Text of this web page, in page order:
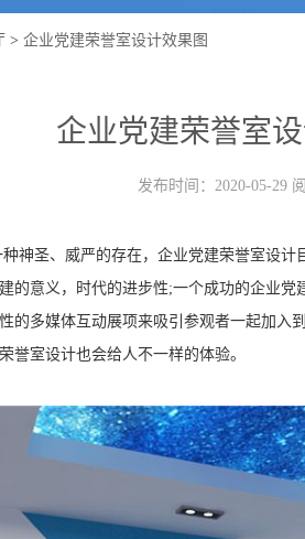
> 企业党建荣誉室设计效果图
企业党建荣誉室
发布时间：2020-05-29
神圣、威严的存在，企业党建荣誉室设
的意义，时代的进步性;一个成功的企业
的多媒体互动展项来吸引参观者一起加入
誉室设计也会给人不一样的体验。